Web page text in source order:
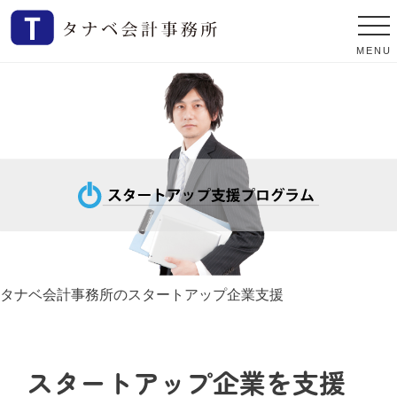
MENU
タナベ会計事務所のスタートアップ企業支援
スタートアップ企業を支援